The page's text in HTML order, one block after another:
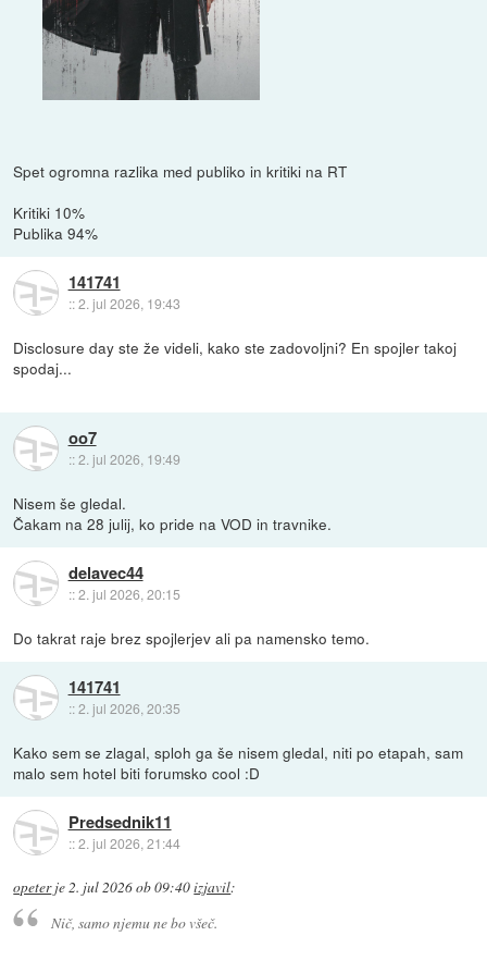
Spet ogromna razlika med publiko in kritiki na RT
Kritiki 10%
Publika 94%
141741
::2. jul 2026, 19:43
Disclosure day ste že videli, kako ste zadovoljni? En spojler takoj
spodaj...
oo7
::2. jul 2026, 19:49
Nisem še gledal.
Čakam na 28 julij, ko pride na VOD in travnike.
delavec44
::2. jul 2026, 20:15
Do takrat raje brez spojlerjev ali pa namensko temo.
141741
::2. jul 2026, 20:35
Kako sem se zlagal, sploh ga še nisem gledal, niti po etapah, sam
malo sem hotel biti forumsko cool :D
Predsednik11
::2. jul 2026, 21:44
opeterje2. jul 2026 ob 09:40izjavil:
Nič, samo njemu ne bo všeč.